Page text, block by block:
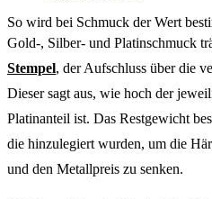
So wird bei Schmuck der Wert
Gold-, Silber- und Platinschmuck
Stempel, der Aufschluss über die
Dieser sagt aus, wie hoch der
Platinanteil ist. Das Restgewicht
die hinzulegiert wurden, um die
und den Metallpreis zu senken.